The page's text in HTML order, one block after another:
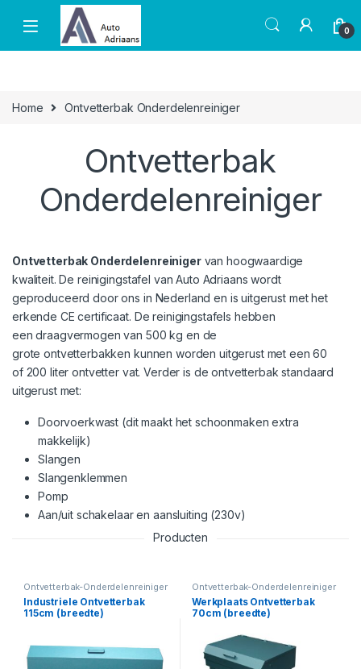
Skip to navigation
Skip to content
0
Home Ontvetterbak Onderdelenreiniger
Ontvetterbak
Onderdelenreiniger
Ontvetterbak Onderdelenreinigervan hoogwaardige
kwaliteit. De reinigingstafel van Auto Adriaans wordt
geproduceerd door ons in Nederland en is uitgerust met het
erkende CE certificaat. De reinigingstafels hebben
een draagvermogen van 500 kg en de
grote ontvetterbakken kunnen worden uitgerust met een 60
of 200 liter ontvetter vat. Verder is de ontvetterbak standaard
uitgerust met:
Doorvoerkwast (dit maakt het schoonmaken extra
makkelijk)
Slangen
Slangenklemmen
Pomp
Aan/uit schakelaar en aansluiting (230v)
Producten
Ontvetterbak-Onderdelenreiniger
Industriele Ontvetterbak
115cm (breedte)
Ontvetterbak-Onderdelenreiniger
Werkplaats Ontvetterbak
70cm (breedte)